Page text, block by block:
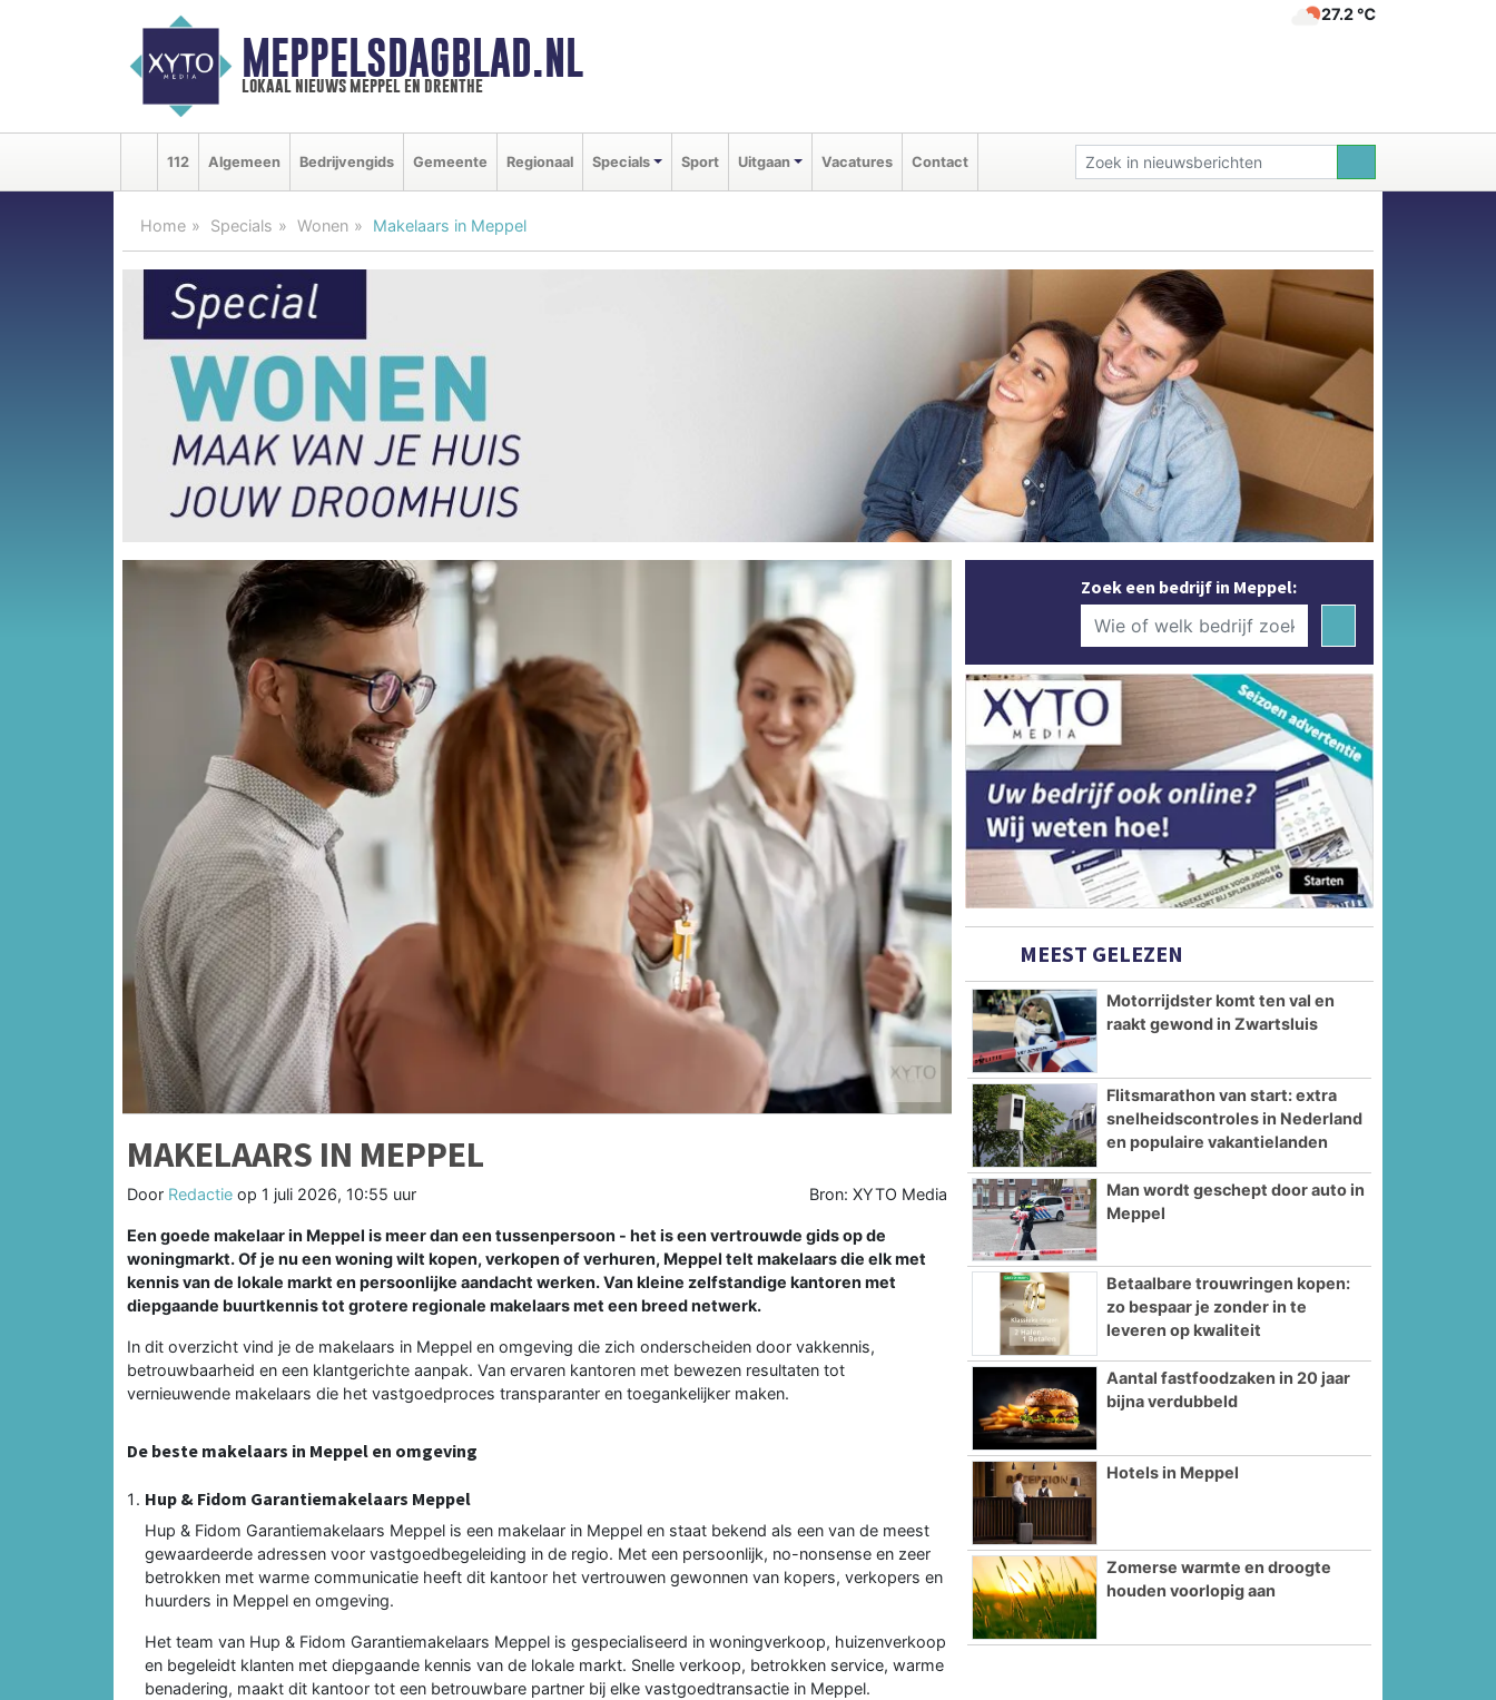
MEPPELSDAGBLAD.NL
lokaal nieuws meppel en drenthe
27.2 ℃
112 Algemeen Bedrijvengids Gemeente Regionaal Specials Sport Uitgaan Vacatures Contact
Home Specials Wonen Makelaars in Meppel
MAKELAARS IN MEPPEL
Door Redactie op 1 juli 2026, 10:55 uur Bron: XYTO Media
Een goede makelaar in Meppel is meer dan een tussenpersoon - het is een vertrouwde gids op de
woningmarkt. Of je nu een woning wilt kopen, verkopen of verhuren, Meppel telt makelaars die elk met
kennis van de lokale markt en persoonlijke aandacht werken. Van kleine zelfstandige kantoren met
diepgaande buurtkennis tot grotere regionale makelaars met een breed netwerk.
In dit overzicht vind je de makelaars in Meppel en omgeving die zich onderscheiden door vakkennis,
betrouwbaarheid en een klantgerichte aanpak. Van ervaren kantoren met bewezen resultaten tot
vernieuwende makelaars die het vastgoedproces transparanter en toegankelijker maken.
De beste makelaars in Meppel en omgeving
Hup & Fidom Garantiemakelaars Meppel
Hup & Fidom Garantiemakelaars Meppel is een makelaar in Meppel en staat bekend als een van de meest
gewaardeerde adressen voor vastgoedbegeleiding in de regio. Met een persoonlijk, no-nonsense en zeer
betrokken met warme communicatie heeft dit kantoor het vertrouwen gewonnen van kopers, verkopers en
huurders in Meppel en omgeving.
Het team van Hup & Fidom Garantiemakelaars Meppel is gespecialiseerd in woningverkoop, huizenverkoop
en begeleidt klanten met diepgaande kennis van de lokale markt. Snelle verkoop, betrokken service, warme
benadering, maakt dit kantoor tot een betrouwbare partner bij elke vastgoedtransactie in Meppel.
Zoek een bedrijf in Meppel:
MEEST GELEZEN
Motorrijdster komt ten val en
raakt gewond in Zwartsluis
Flitsmarathon van start: extra
snelheidscontroles in Nederland
en populaire vakantielanden
Man wordt geschept door auto in
Meppel
Betaalbare trouwringen kopen:
zo bespaar je zonder in te
leveren op kwaliteit
Aantal fastfoodzaken in 20 jaar
bijna verdubbeld
Hotels in Meppel
Zomerse warmte en droogte
houden voorlopig aan